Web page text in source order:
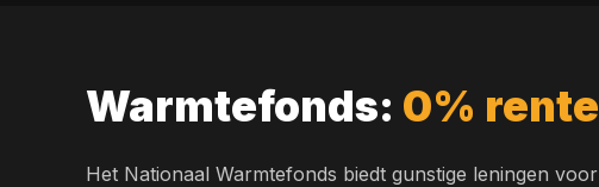
Warmtefonds: 0% rente
Het Nationaal Warmtefonds biedt gunstige leningen voor